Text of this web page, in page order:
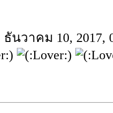
ธันวาคม 10, 2017,